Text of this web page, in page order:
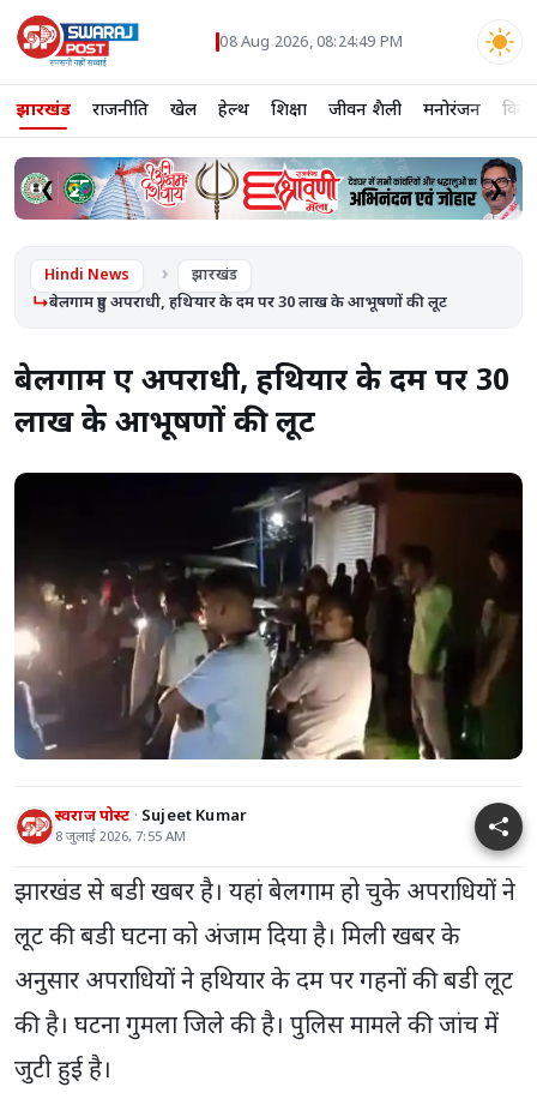
08 Aug 2026, 08:24:50 PM
झारखंड राजनीति खेल हेल्थ शिक्षा जीवन शैली मनोरंजन
❮ ❯
Hindi News झारखंड
बेलगाम हुए अपराधी, हथियार के दम पर 30 लाख के आभूषणों की लूट
बेलगाम हुए अपराधी, हथियार के दम पर 30
लाख के आभूषणों की लूट
स्वराज पोस्ट Sujeet Kumar
8 जुलाई 2026, 7:55 AM
झारखंड से बडी खबर है। यहां बेलगाम हो चुके अपराधियों ने
लूट की बडी घटना को अंजाम दिया है। मिली खबर के
अनुसार अपराधियों ने हथियार के दम पर गहनों की बडी लूट
की है। घटना गुमला जिले की है। पुलिस मामले की जांच में
जुटी हुई है।